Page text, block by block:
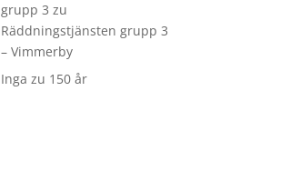
grupp 3 zu
Räddningstjänsten grupp 3
– Vimmerby
Inga zu 150 år